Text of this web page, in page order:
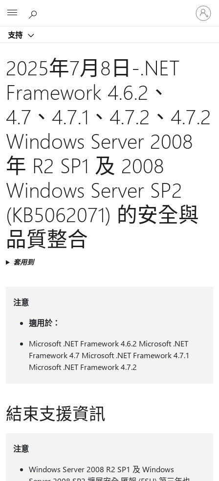
支持
登
入
您
2025年7月8日-.NET
Framework 4.6.2、
4.7、4.7.1、4.7.2、4.7.2
Windows Server 2008
年 R2 SP1 及 2008
Windows Server SP2
(KB5062071) 的安全與
品質整合
套用到
注意
適用於：
Microsoft .NET Framework 4.6.2 Microsoft .NET
Framework 4.7 Microsoft .NET Framework 4.7.1
Microsoft .NET Framework 4.7.2
結束支援資訊
注意
Windows Server 2008 R2 SP1 及 Windows